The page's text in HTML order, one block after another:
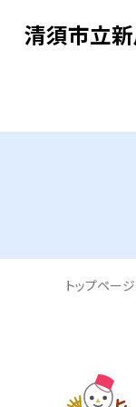
清須市立
トップページ